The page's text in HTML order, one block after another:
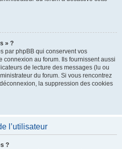
» ?
par phpBB qui conservent vos
connexion au forum. Ils fournissent aussi
de lecture des messages (lu ou
du forum. Si vous rencontrez
la suppression des cookies
l’utilisateur
?